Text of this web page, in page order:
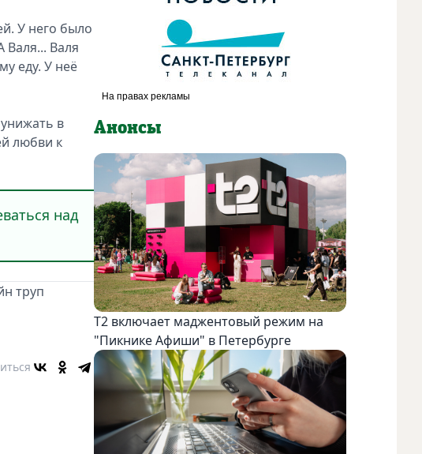
У него было
Валя... Валя
еду. У неё
в
любви к
над
труп
Анонсы
Т2 включает маджентовый режим на
"Пикнике Афиши" в Петербурге